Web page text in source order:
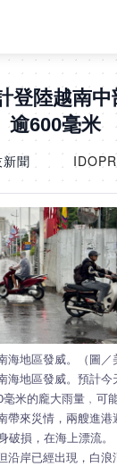
登陸越南
逾600毫米
聞
地區發威。（圖／
海地區發威。預計
米的龐大雨量﹐可
帶來災情，兩艘進
損，在海上漂流。
沿岸已經出現，白